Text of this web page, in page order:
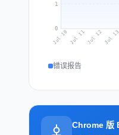
0
1
Jul 10 Jul 11Jul 12Jul 13
错误报告
Chrome 版